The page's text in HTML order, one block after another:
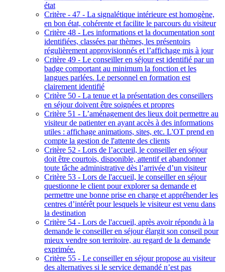
état
Critère - 47 - La signalétique intérieure est homogène,
en bon état, cohérente et facilite le parcours du visiteur
Critère 48 - Les informations et la documentation sont
identifiées, classées par thèmes, les présentoirs
régulièrement approvisionnés et l’affichage mis à jour
Critère 49 - Le conseiller en séjour est identifié par un
badge comportant au minimum la fonction et les
langues parlées. Le personnel en formation est
clairement identifié
Critère 50 - La tenue et la présentation des conseillers
en séjour doivent être soignées et propres
Critère 51 - L’aménagement des lieux doit permettre au
visiteur de patienter en ayant accès à des informations
utiles : affichage animations, sites, etc. L'OT prend en
compte la gestion de l'attente des clients
Critère 52 - Lors de l’accueil, le conseiller en séjour
doit être courtois, disponible, attentif et abandonner
toute tâche administrative dès l’arrivée d’un visiteur
Critère 53 - Lors de l'accueil, le conseiller en séjour
questionne le client pour explorer sa demande et
permettre une bonne prise en charge et appréhender les
centres d’intérêt pour lesquels le visiteur est venu dans
la destination
Critère 54 - Lors de l'accueil, après avoir répondu à la
demande le conseiller en séjour élargit son conseil pour
mieux vendre son territoire, au regard de la demande
exprimée.
Critère 55 - Le conseiller en séjour propose au visiteur
des alternatives si le service demandé n’est pas